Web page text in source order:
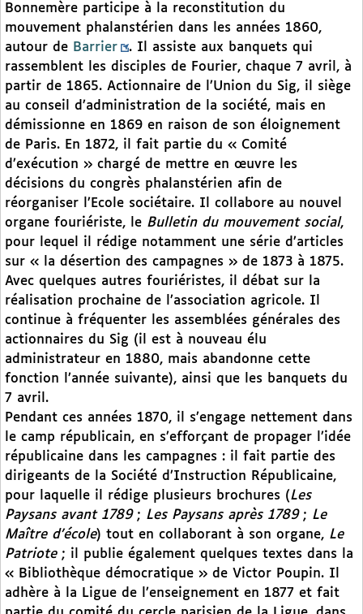
Bonnemère participe à la reconstitution du
mouvement phalanstérien dans les années 1860,
autour de Barrier
. Il assiste aux banquets qui
rassemblent les disciples de Fourier, chaque 7 avril, à
partir de 1865. Actionnaire de l’Union du Sig, il siège
au conseil d’administration de la société, mais en
démissionne en 1869 en raison de son éloignement
de Paris. En 1872, il fait partie du « Comité
d’exécution » chargé de mettre en œuvre les
décisions du congrès phalanstérien afin de
réorganiser l’Ecole sociétaire. Il collabore au nouvel
organe fouriériste, le Bulletin du mouvement social,
pour lequel il rédige notamment une série d’articles
sur « la désertion des campagnes » de 1873 à 1875.
Avec quelques autres fouriéristes, il débat sur la
réalisation prochaine de l’association agricole. Il
continue à fréquenter les assemblées générales des
actionnaires du Sig (il est à nouveau élu
administrateur en 1880, mais abandonne cette
fonction l’année suivante), ainsi que les banquets du
7 avril.
Pendant ces années 1870, il s’engage nettement dans
le camp républicain, en s’efforçant de propager l’idée
républicaine dans les campagnes : il fait partie des
dirigeants de la Société d’Instruction Républicaine,
pour laquelle il rédige plusieurs brochures (Les
Paysans avant 1789; Les Paysans après 1789; Le
Maître d’école) tout en collaborant à son organe, Le
Patriote; il publie également quelques textes dans la
« Bibliothèque démocratique » de Victor Poupin. Il
adhère à la Ligue de l’enseignement en 1877 et fait